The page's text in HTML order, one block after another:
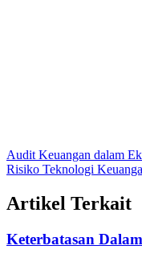
Audit Keuangan dalam
Risiko Teknologi
Artikel Terkait
Keterbatasan